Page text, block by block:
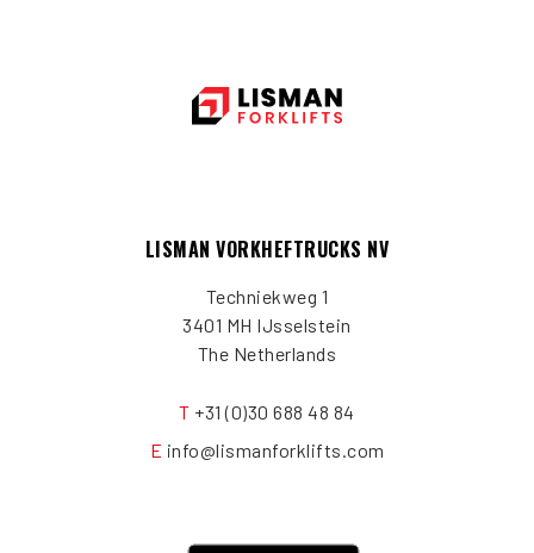
LISMAN VORKHEFTRUCKS NV
Techniekweg 1
3401 MH IJsselstein
The Netherlands
T +31 (0)30 688 48 84
E info@lismanforklifts.com